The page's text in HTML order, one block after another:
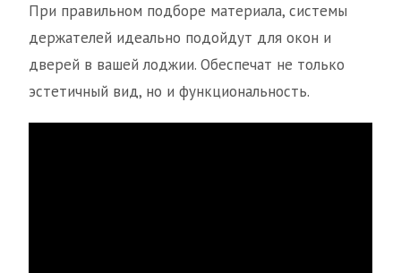
При правильном подборе материала, системы
держателей идеально подойдут для окон и
дверей в вашей лоджии. Обеспечат не только
эстетичный вид, но и функциональность.